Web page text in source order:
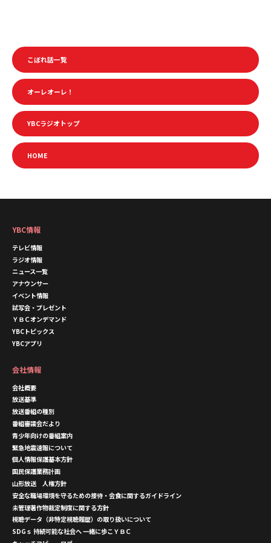
こぼれ話一覧
オーレオーレ！
YBCラジオトップ
HOME
YBC情報
テレビ情報
ラジオ情報
ニュース一覧
アナウンサー
イベント情報
試写会・プレゼント
ＹＢＣオンデマンド
YBCトピックス
YBCアプリ
会社情報
会社概要
放送基準
放送番組の種別
番組審議会だより
青少年向けの番組案内
緊急地震速報について
個人情報保護基本方針
国民保護業務計画
山形放送 人権方針
安全な職場環境を守るための接待・会食に関するガイドライン
未管理著作物裁定制度に関する方針
視聴データ（非特定視聴履歴）の取り扱いについて
SDGｓ 持続可能な社会へ 一緒に歩こＹＢＣ